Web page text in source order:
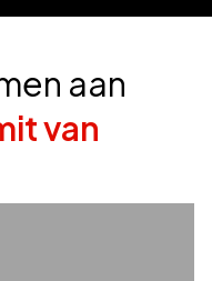
aan
van